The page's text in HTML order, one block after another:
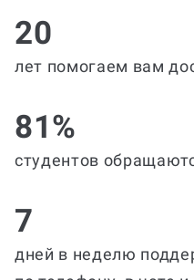
20
лет помогаем вам
81%
студентов
7
дней в неделю